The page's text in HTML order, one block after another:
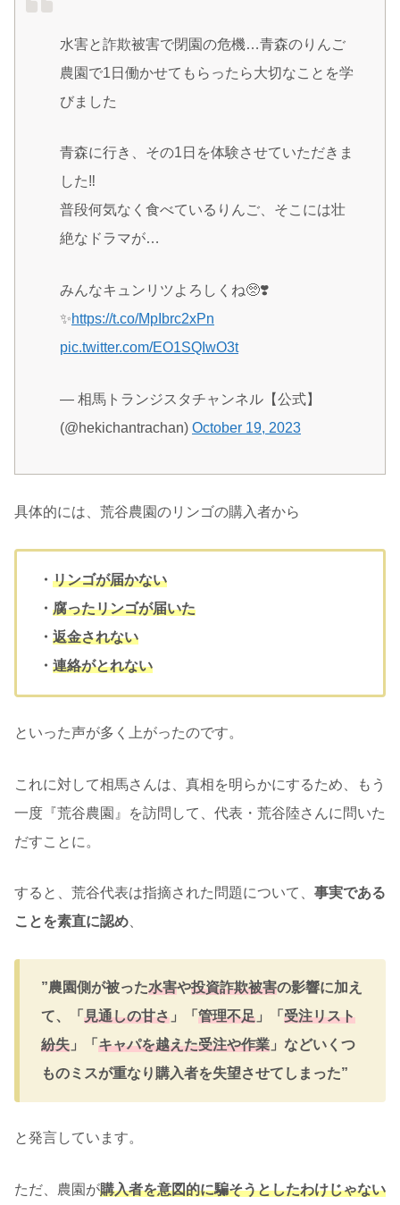
水害と詐欺被害で閉園の危機…青森のりんご
農園で1日働かせてもらったら大切なことを学
びました
青森に行き、その1日を体験させていただきま
した‼️
普段何気なく食べているりんご、そこには壮
絶なドラマが…
みんなキュンリツよろしくね🥺❣️
✨https://t.co/MpIbrc2xPn
pic.twitter.com/EO1SQIwO3t
— 相馬トランジスタチャンネル【公式】
(@hekichantrachan) October 19, 2023
具体的には、荒谷農園のリンゴの購入者から
・ リンゴが届かない
・ 腐ったリンゴが届いた
・ 返金されない
・ 連絡がとれない
といった声が多く上がったのです。
これに対して相馬さんは、真相を明らかにするため、もう
一度『荒谷農園』を訪問して、代表・荒谷陸さんに問いた
だすことに。
すると、荒谷代表は指摘された問題について、 事実である
ことを素直に認め、
”農園側が被った水害や投資詐欺被害の影響に加え
て、「 見通しの甘さ 」「 管理不足 」「 受注リスト
紛失 」「 キャパを越えた受注や作業 」などいくつ
ものミスが重なり購入者を失望させてしまった”
と発言しています。
ただ、農園が購入者を意図的に騙そうとしたわけじゃない